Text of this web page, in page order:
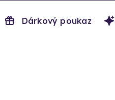
Dárkový poukaz